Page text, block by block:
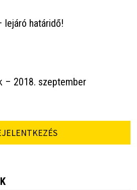
lejáró határidő!
– 2018. szeptember